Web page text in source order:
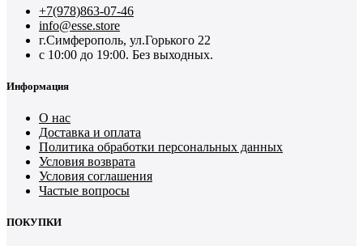
+7(978)863-07-46
info@esse.store
г.Симферополь, ул.Горького 22
с 10:00 до 19:00. Без выходных.
Информация
О нас
Доставка и оплата
Политика обработки персональных данных
Условия возврата
Условия соглашения
Частые вопросы
ПОКУПКИ